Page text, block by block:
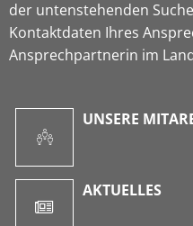
der untenstehenden
Kontaktdaten Ihres
Ansprechpartnerin im
UNSERE
AKTUELLES